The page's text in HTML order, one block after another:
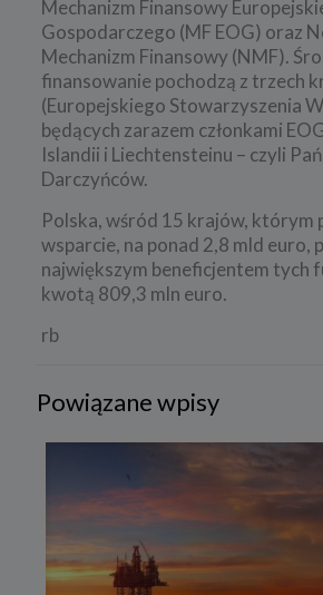
Mechanizm Finansowy
Gospodarczego (MF EOG) oraz
Mechanizm Finansowy (NMF).
finansowanie pochodzą z trzech
(Europejskiego Stowarzyszenia
będących zarazem członkami
Islandii i Liechtensteinu – czyli
Darczyńców.
Polska, wśród 15 krajów, którym
wsparcie, na ponad 2,8 mld euro,
największym beneficjentem tych
kwotą 809,3 mln euro.
rb
Powiązane wpisy